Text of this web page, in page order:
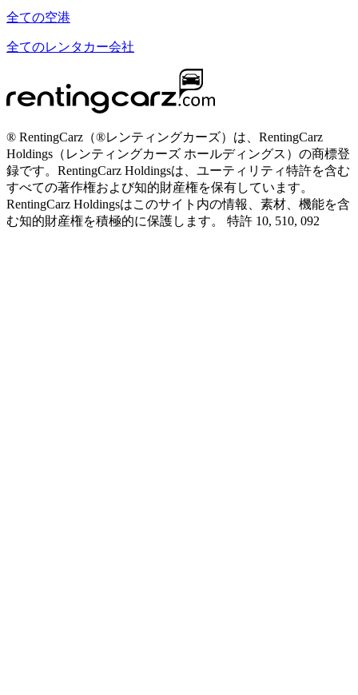
全ての空港
全てのレンタカー会社
® RentingCarz（®レンティングカーズ）は、RentingCarz
Holdings（レンティングカーズ ホールディングス）の商標登
録です。RentingCarz Holdingsは、ユーティリティ特許を含む
すべての著作権および知的財産権を保有しています。
RentingCarz Holdingsはこのサイト内の情報、素材、機能を含
む知的財産権を積極的に保護します。 特許 10, 510, 092